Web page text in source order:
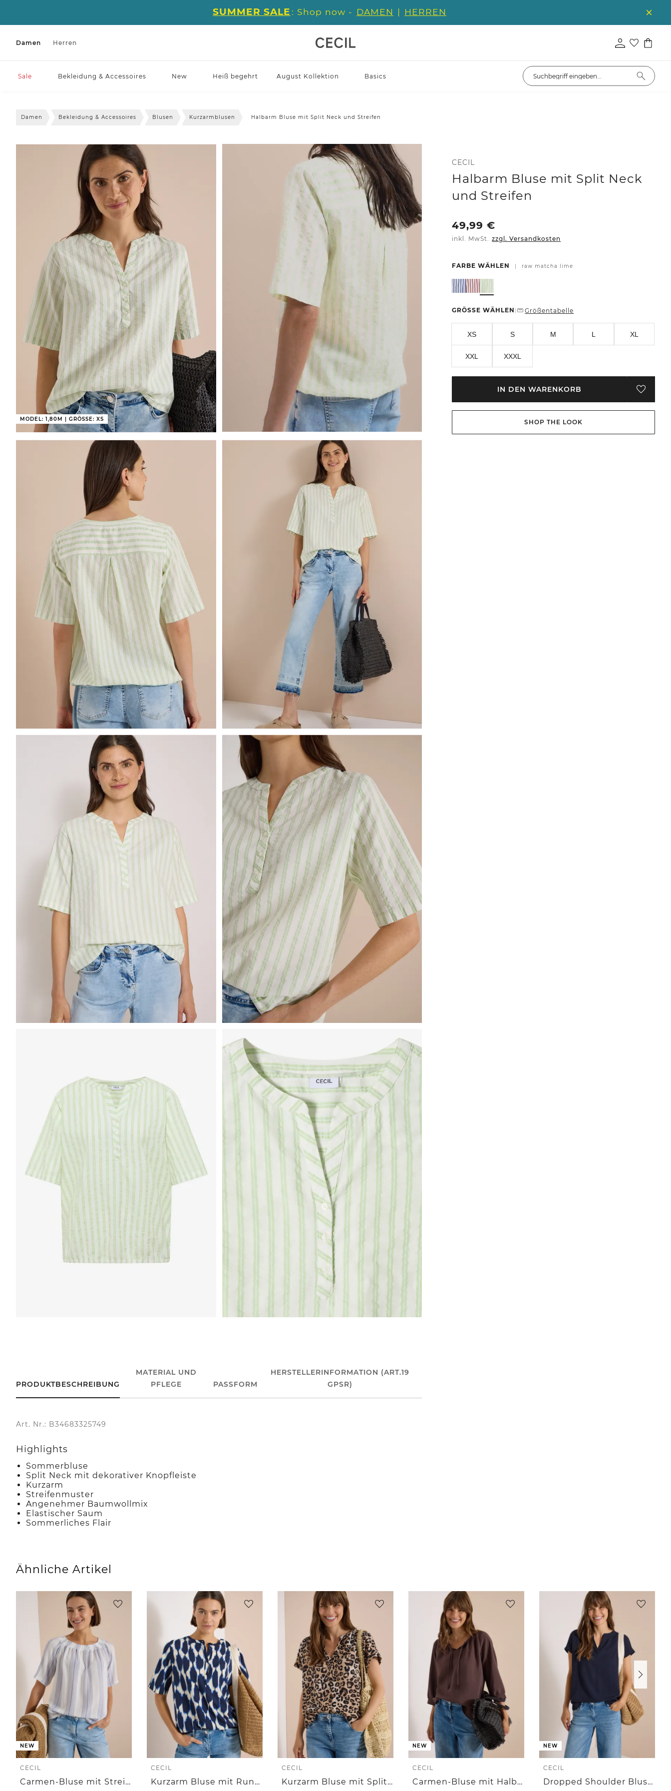
SUMMER SALE : Shop now - DAMEN | HERREN
Damen Herren
Sale Bekleidung & Accessoires New Heiß begehrt August Kollektion Basics
Damen Bekleidung & Accessoires Blusen Kurzarmblusen Halbarm Bluse mit Split Neck und Streifen
MODEL: 1,80M | GRÖSSE: XS
CECIL
Halbarm Bluse mit Split Neck
und Streifen
49,99€
inkl. MwSt. zzgl. Versandkosten
FARBE WÄHLEN | raw matcha lime
GRÖSSE WÄHLEN | Größentabelle
XS S M L XL
XXL XXXL
IN DEN WARENKORB
SHOP THE LOOK
PRODUKTBESCHREIBUNG
MATERIAL UND
PFLEGE
PASSFORM
HERSTELLERINFORMATION (ART.19
GPSR)
Art. Nr.: B34683325749
Highlights
Sommerbluse
Split Neck mit dekorativer Knopfleiste
Kurzarm
Streifenmuster
Angenehmer Baumwollmix
Elastischer Saum
Sommerliches Flair
Ähnliche Artikel
NEW
CECIL
Carmen-Bluse mit Streifenmuster
CECIL
Kurzarm Bluse mit Rundhals und Print
CECIL
Kurzarm Bluse mit Split Neck und Leo-Print
NEW
CECIL
Carmen-Bluse mit Halbarm und Bändern
NEW
CECIL
Dropped Shoulder Blusenshirt mit Struktur